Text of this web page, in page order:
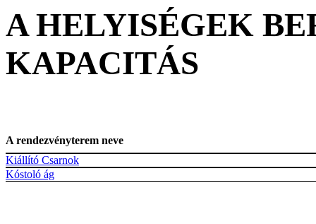
A HELYISÉGEK
KAPACITÁS
A rendezvényterem neve
Kiállító Csarnok
Kóstoló ág